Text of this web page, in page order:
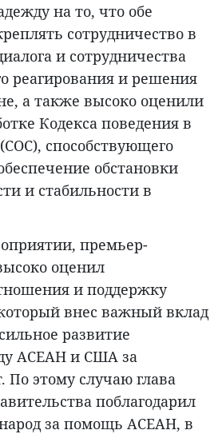
на то, что обе
сотрудничество в
и сотрудничества
реагирования и решения
а также высоко оценили
Кодекса поведения в
способствующего
обстановки
и стабильности в
премьер-
оценил
и поддержку
внес важный вклад
развитие
АСЕАН и США за
По этому случаю глава
поблагодарил
за помощь АСЕАН, в